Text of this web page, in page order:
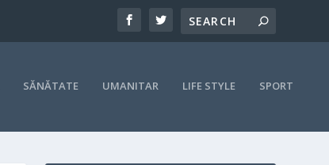
SĂNĂTATE UMANITAR LIFE STYLE SPORT